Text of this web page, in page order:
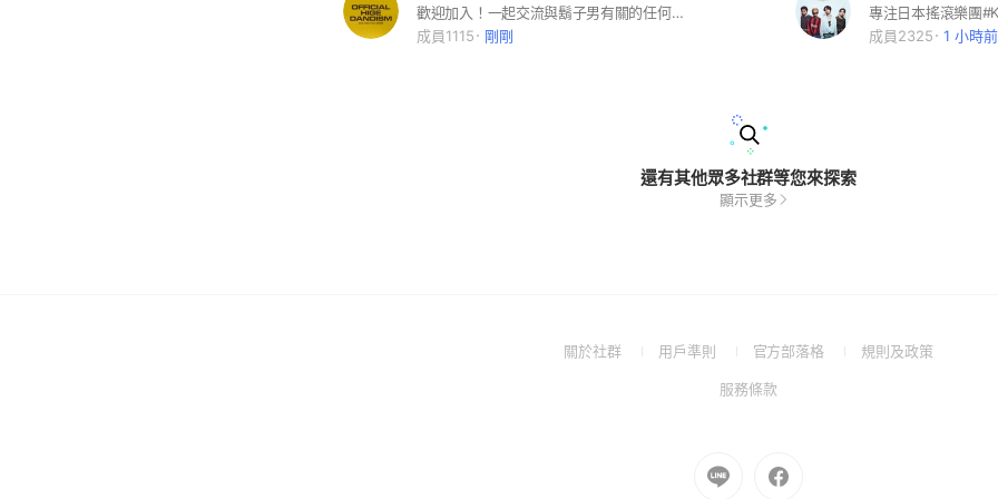
歡迎加入！一起交流與鬍子男有關的任何資訊&音樂🎵 #higedan #jpop #髭男
成員1115
剛剛
成員2325
1 小時前
還有其他眾多社群等您來探索
顯示更多
關於社群
(Open用戶準則
(Open
a
官方部落格
(Open規則及政策(Open
服務條款(Open
window)
Go
to
Go
to